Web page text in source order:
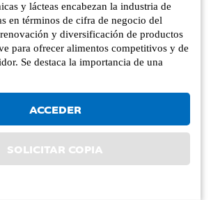
y lácteas encabezan la industria de
en términos de cifra de negocio del
y diversificación de productos
para ofrecer alimentos competitivos y de
Se destaca la importancia de una
ACCEDER
SOLICITAR COPIA